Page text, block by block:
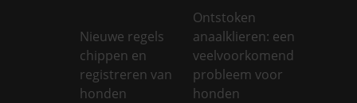
Nieuwe regels
chippen en
registreren van
honden
Ontstoken
anaalklieren: een
veelvoorkomend
probleem voor
honden